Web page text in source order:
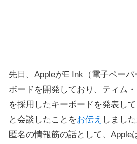
先日、AppleがE Ink（電子ペー
ボードを開発しており、ティム
を採用したキーボードを発表し
と会談したことをお伝え しまし
匿名の情報筋の話として、Apple